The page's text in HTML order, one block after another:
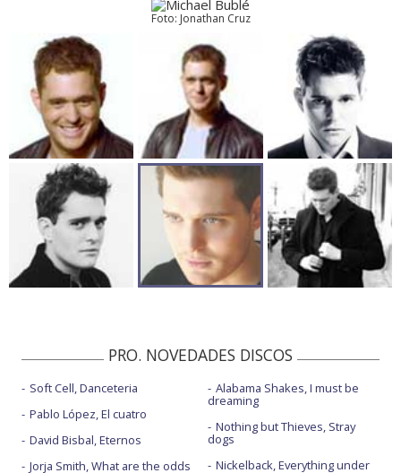
Foto: Jonathan Cruz
PRO. NOVEDADES DISCOS
Soft Cell, Danceteria
Pablo López, El cuatro
David Bisbal, Eternos
Jorja Smith, What are the odds
Alabama Shakes, I must be
dreaming
Nothing but Thieves, Stray
dogs
Nickelback, Everything under